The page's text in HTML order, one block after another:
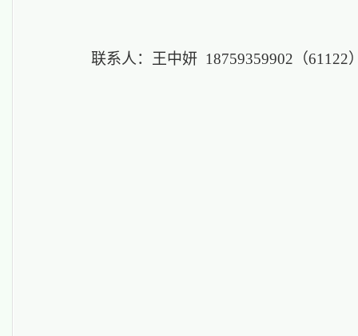
联系人：王中妍 18759359902（61122